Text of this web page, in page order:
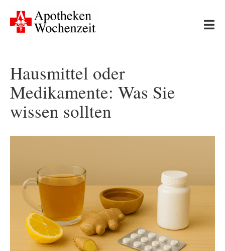
content
Neues
Gesundheit & Medizin
Leserfragen
Hausmittel oder
Medikamente: Was Sie
wissen sollten